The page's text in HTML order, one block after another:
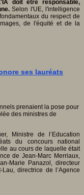
doit être responsable,
Selon l'UE, l'intelligence
du respect de
de l'équité et de la
ses lauréats
Ministre de l’Education
du concours national
au cours de laquelle était
de Jean-Marc Merriaux,
Marie Panazol, directeur
directrice de l’Agence